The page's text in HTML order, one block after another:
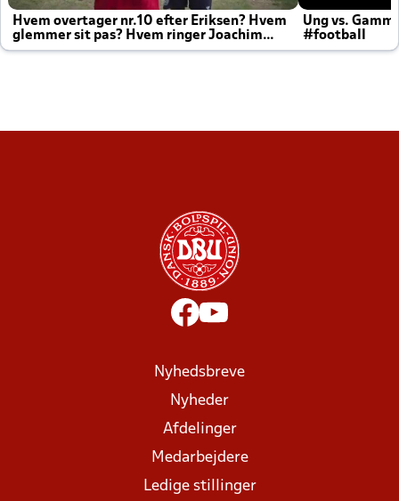
Hvem overtager nr.10 efter Eriksen? Hvem
glemmer sit pas? Hvem ringer Joachim
altid til efter kampe?
Ung vs.
#football
Nyhedsbreve
Nyheder
Afdelinger
Medarbejdere
Ledige stillinger